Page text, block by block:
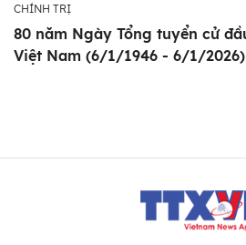
CHÍNH TRỊ
80 năm Ngày Tổng tuyển cử
Việt Nam (6/1/1946 - 6/1/2026)